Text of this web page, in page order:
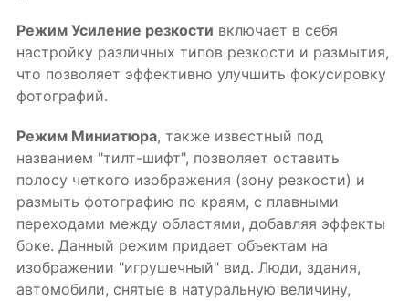
Режим Усиление резкости включает в себя
настройку различных типов резкости и размытия,
что позволяет эффективно улучшить фокусировку
фотографий.
Режим Миниатюра, также известный под
названием "тилт-шифт", позволяет оставить
полосу четкого изображения (зону резкости) и
размыть фотографию по краям, с плавными
переходами между областями, добавляя эффекты
боке. Данный режим придает объектам на
изображении "игрушечный" вид. Люди, здания,
автомобили, снятые в натуральную величину,